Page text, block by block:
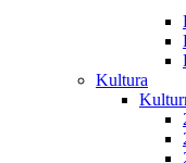
Kultura